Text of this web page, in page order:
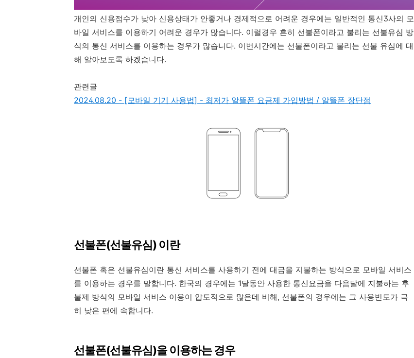
개인의 신용점수가 낮아 신용상태가 안좋거나 경제적으로 어려운 경우에는 일반적인 통신3사의 모
바일 서비스를 이용하기 어려운 경우가 많습니다. 이럴경우 흔히 선불폰이라고 불리는 선불유심 방
식의 통신 서비스를 이용하는 경우가 많습니다. 이번시간에는 선불폰이라고 불리는 선불 유심에 대
해 알아보도록 하겠습니다.
관련글
2024.08.20 - [모바일 기기 사용법] - 최저가 알뜰폰 요금제 가입방법 / 알뜰폰 장단점
선불폰(선불유심) 이란
선불폰 혹은 선불유심이란 통신 서비스를 사용하기 전에 대금을 지불하는 방식으로 모바일 서비스
를 이용하는 경우를 말합니다. 한국의 경우에는 1달동안 사용한 통신요금을 다음달에 지불하는 후
불제 방식의 모바일 서비스 이용이 압도적으로 많은데 비해, 선불폰의 경우에는 그 사용빈도가 극
히 낮은 편에 속합니다.
선불폰(선불유심)을 이용하는 경우